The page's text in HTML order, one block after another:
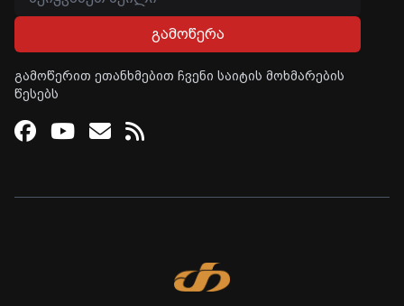
გამოწერა
გამოწერით ეთანხმებით ჩვენი საიტის მოხმარების
წესებს
Facebook
Youtube
Email
RSS